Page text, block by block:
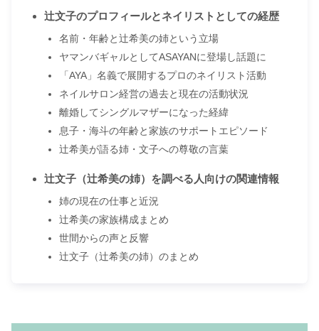
辻文子のプロフィールとネイリストとしての経歴
名前・年齢と辻希美の姉という立場
ヤマンバギャルとしてASAYANに登場し話題に
「AYA」名義で展開するプロのネイリスト活動
ネイルサロン経営の過去と現在の活動状況
離婚してシングルマザーになった経緯
息子・海斗の年齢と家族のサポートエピソード
辻希美が語る姉・文子への尊敬の言葉
辻文子（辻希美の姉）を調べる人向けの関連情報
姉の現在の仕事と近況
辻希美の家族構成まとめ
世間からの声と反響
辻文子（辻希美の姉）のまとめ